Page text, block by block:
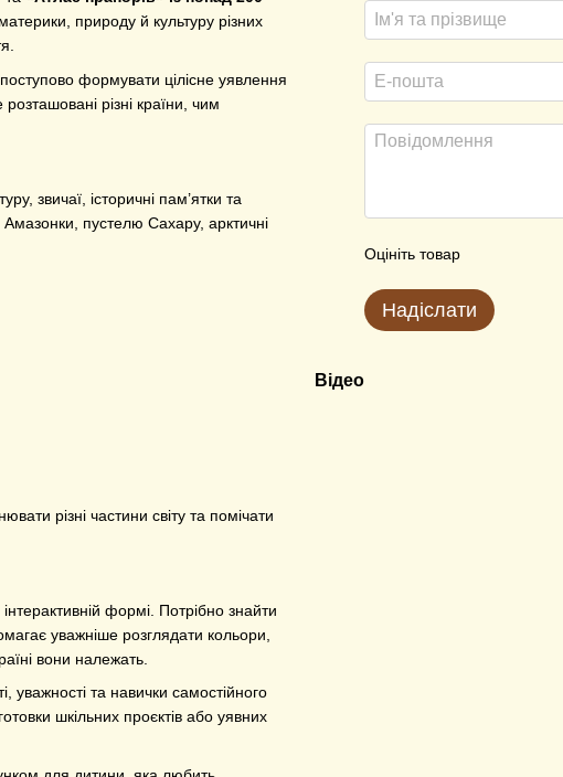
природу й культуру різних
формувати цілісне уявлення
різні країни, чим
звичаї, історичні пам’ятки та
Амазонки, пустелю Сахару, арктичні
різні частини світу та помічати
формі. Потрібно знайти
уважніше розглядати кольори,
вони належать.
уважності та навички самостійного
шкільних проєктів або уявних
Оцініть товар
Надіслати
Відео